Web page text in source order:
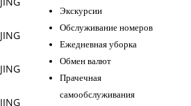
Экскурсии
Обслуживание номеров
Ежедневная уборка
Обмен валют
Прачечная
самообслуживания